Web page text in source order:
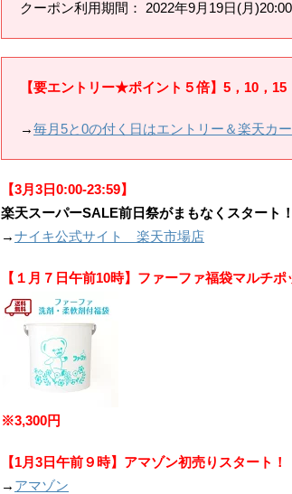
クーポン利用期間： 2022年9月19日(月
【要エントリー★ポイント５倍】5，10，15
→毎月5と0の付く日はエントリー＆楽天カ
【3月3日0:00-23:59】
楽天スーパーSALE前日祭がまもなくスタート！
→ナイキ公式サイト 楽天市場店
【１月７日午前10時】ファーファ福袋マルチ
※3,300円
【1月3日午前９時】アマゾン初売りスタート！
→ アマゾン